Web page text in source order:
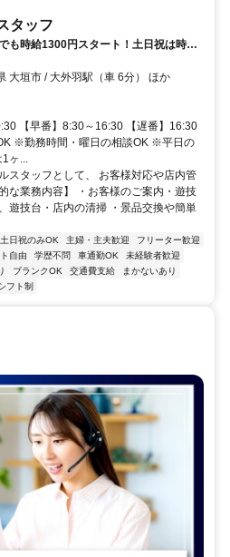
タッフ
も時給1300円スタート！土日祝は時給
れも楽しめるネイル・ピアスOK！週
立しやすい！
大垣市 / 大外羽駅（車 6分） ほか
【早番】8:30～16:30 【遅番】16:30
※勤務時間・曜日の相談OK ※平日の
ヶ...
スタッフとして、 お客様対応や店内管
な業務内容】 ・お客様のご案内・遊技
遊技台・店内の清掃 ・景品交換や簡単
土日祝のみOK 主婦・主夫歓迎
フリーター歓迎
自由 学歴不問 車通勤OK
未経験者歓迎
ブランクOK 交通費支給
まかないあり
フト制